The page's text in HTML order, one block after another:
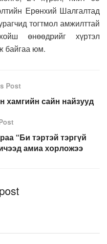
Ерөнхий Шалгалтад
тогтмол амжилттай
өнөөдрийг хүртэл
байгаа юм.
Post
хамгийн сайн найзууд
“Би тэртэй тэргүй
амиа хорложээ